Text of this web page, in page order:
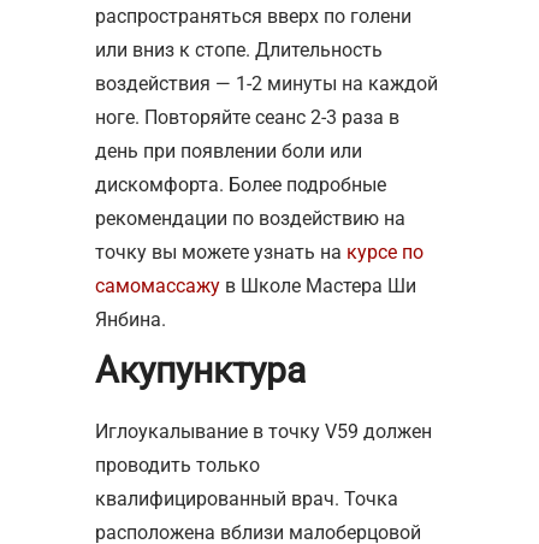
распространяться вверх по голени
или вниз к стопе. Длительность
воздействия — 1-2 минуты на каждой
ноге. Повторяйте сеанс 2-3 раза в
день при появлении боли или
дискомфорта. Более подробные
рекомендации по воздействию на
точку вы можете узнать на курсе по
самомассажу в Школе Мастера Ши
Янбина.
Акупунктура
Иглоукалывание в точку V59 должен
проводить только
квалифицированный врач. Точка
расположена вблизи малоберцовой